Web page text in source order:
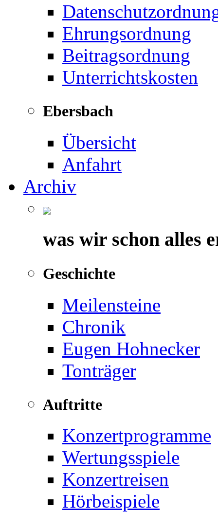
Ehrungsordnung
Beitragsordnung
Unterrichtskosten
Ebersbach
Übersicht
Anfahrt
Archiv
was wir schon alles
Geschichte
Meilensteine
Chronik
Eugen Hohnecker
Tonträger
Auftritte
Konzertprogramme
Wertungsspiele
Konzertreisen
Hörbeispiele